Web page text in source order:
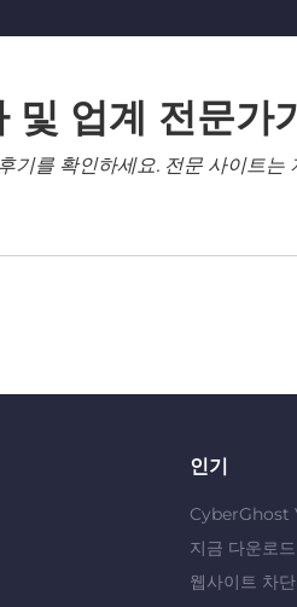
및 업계 전문
기를 확인하세요. 전문 사이트
인기
CyberGhost
지금 다운로드
웹사이트 차